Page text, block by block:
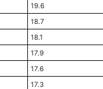
19.6
18.7
18.1
17.9
17.6
17.3